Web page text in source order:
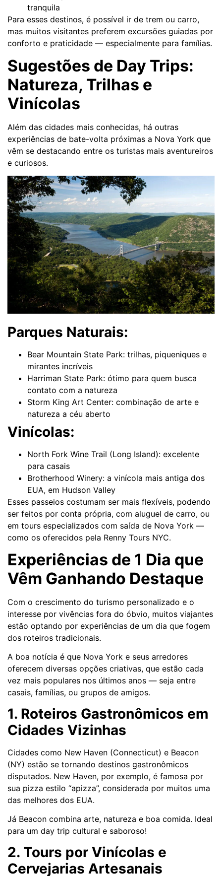
tranquila
Para esses destinos, é possível ir de trem ou carro,
mas muitos visitantes preferem excursões guiadas por
conforto e praticidade — especialmente para famílias.
Sugestões de Day Trips:
Natureza, Trilhas e
Vinícolas
Além das cidades mais conhecidas, há outras
experiências de bate-volta próximas a Nova York que
vêm se destacando entre os turistas mais aventureiros
e curiosos.
Parques Naturais:
Bear Mountain State Park: trilhas, piqueniques e
mirantes incríveis
Harriman State Park: ótimo para quem busca
contato com a natureza
Storm King Art Center: combinação de arte e
natureza a céu aberto
Vinícolas:
North Fork Wine Trail (Long Island): excelente
para casais
Brotherhood Winery: a vinícola mais antiga dos
EUA, em Hudson Valley
Esses passeios costumam ser mais flexíveis, podendo
ser feitos por conta própria, com aluguel de carro, ou
em tours especializados com saída de Nova York —
como os oferecidos pela Renny Tours NYC.
Experiências de 1 Dia que
Vêm Ganhando Destaque
Com o crescimento do turismo personalizado e o
interesse por vivências fora do óbvio, muitos viajantes
estão optando por experiências de um dia que fogem
dos roteiros tradicionais.
A boa notícia é que Nova York e seus arredores
oferecem diversas opções criativas, que estão cada
vez mais populares nos últimos anos — seja entre
casais, famílias, ou grupos de amigos.
1. Roteiros Gastronômicos em
Cidades Vizinhas
Cidades como New Haven (Connecticut) e Beacon
(NY) estão se tornando destinos gastronômicos
disputados. New Haven, por exemplo, é famosa por
sua pizza estilo “apizza”, considerada por muitos uma
das melhores dos EUA.
Já Beacon combina arte, natureza e boa comida. Ideal
para um day trip cultural e saboroso!
2. Tours por Vinícolas e
Cervejarias Artesanais